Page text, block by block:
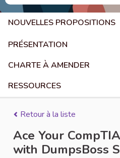
NOUVELLES PROPOSITIONS
PRÉSENTATION
CHARTE À AMENDER
RESSOURCES
Retour à la liste
Ace Your
with DumpsBoss